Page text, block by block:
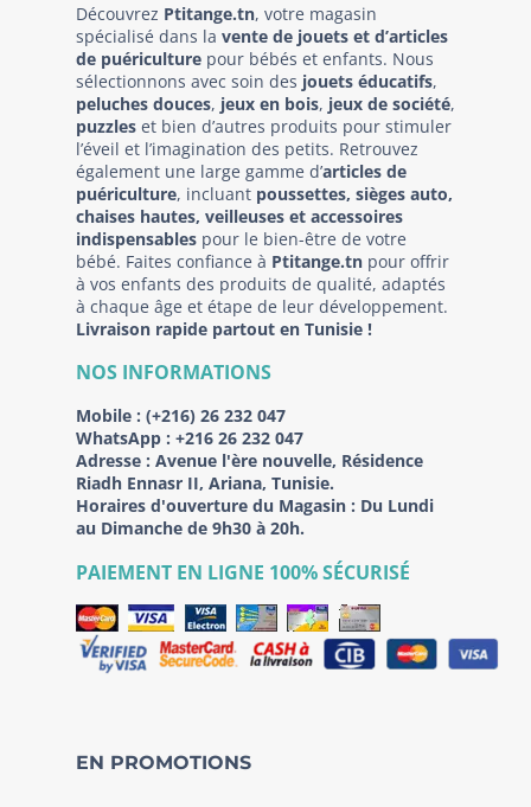
Découvrez Ptitange.tn, votre magasin
spécialisé dans la vente de jouets et d’articles
de puériculture pour bébés et enfants. Nous
sélectionnons avec soin des jouets éducatifs,
peluches douces, jeux en bois, jeux de société,
puzzles et bien d’autres produits pour stimuler
l’éveil et l’imagination des petits. Retrouvez
également une large gamme d’articles de
puériculture, incluant poussettes, sièges auto,
chaises hautes, veilleuses et accessoires
indispensables pour le bien-être de votre
bébé. Faites confiance à Ptitange.tn pour offrir
à vos enfants des produits de qualité, adaptés
à chaque âge et étape de leur développement.
Livraison rapide partout en Tunisie !
NOS INFORMATIONS
Mobile : (+216) 26 232 047
WhatsApp : +216 26 232 047
Adresse : Avenue l'ère nouvelle, Résidence
Riadh Ennasr II, Ariana, Tunisie.
Horaires d'ouverture du Magasin : Du Lundi
au Dimanche de 9h30 à 20h.
PAIEMENT EN LIGNE 100% SÉCURISÉ
EN PROMOTIONS